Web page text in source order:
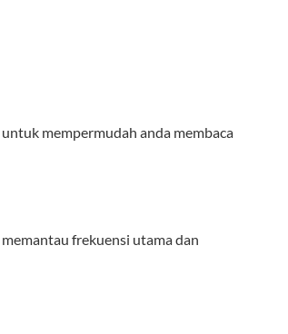
mempermudah anda membaca
frekuensi utama dan